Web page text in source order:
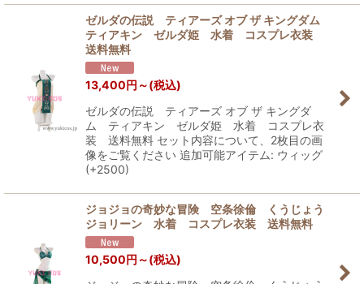
ゼルダの伝説 ティアーズ オブ ザ キングダム
ティアキン ゼルダ姫 水着 コスプレ衣装
送料無料
13,400円 ～(税込)
ゼルダの伝説 ティアーズ オブ ザ キングダ
ム ティアキン ゼルダ姫 水着 コスプレ衣
装 送料無料 セット内容について、2枚目の画
像をご覧ください 追加可能アイテム: ウィッグ
(+2500)
ジョジョの奇妙な冒険 空条徐倫 くうじょう
ジョリーン 水着 コスプレ衣装 送料無料
10,500円 ～(税込)